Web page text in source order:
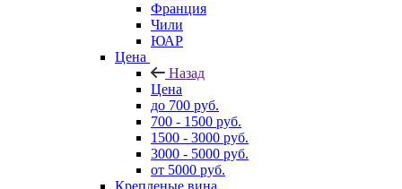
Франция
Чили
ЮАР
Цена
Назад
Цена
до 700 руб.
700 - 1500 руб.
1500 - 3000 руб.
3000 - 5000 руб.
от 5000 руб.
Крепленые вина